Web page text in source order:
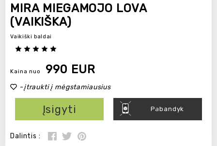
MIRA MIEGAMOJO LOVA
(VAIKIŠKA)
Vaikiški baldai
Kaina nuo 990 EUR
-įtraukti į mėgstamiausius
Įsigyti Pabandyk
Dalintis :